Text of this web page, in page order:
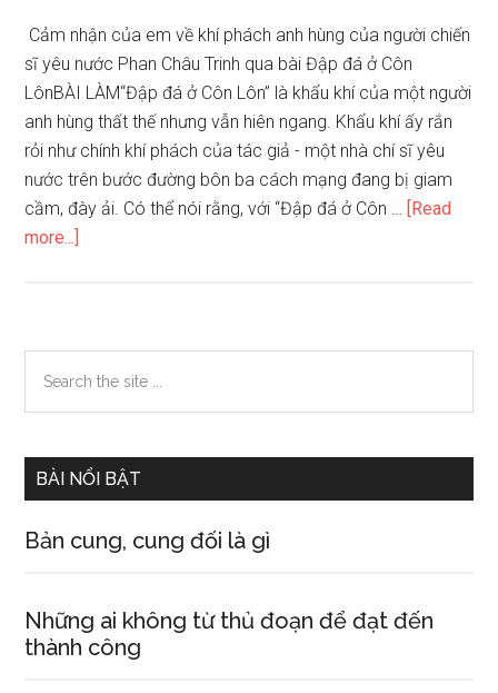
Cảm nhận của em về khí phách anh hùng của người chiến
sĩ yêu nước Phan Châu Trinh qua bài Đập đá ở Côn
LônBÀI LÀM“Đập đá ở Côn Lôn” là khẩu khí của một người
anh hùng thất thế nhưng vẫn hiên ngang. Khẩu khí ấy rắn
rỏi như chính khí phách của tác giả - một nhà chí sĩ yêu
nước trên bước đường bôn ba cách mạng đang bị giam
cầm, đày ải. Có thể nói rằng, với “Đập đá ở Côn … [Read
more...]
thơ
Đập
đá
Côn
Lôn
Phan
Trinh.
Primary
Sidebar
the
BÀI NỔI BẬT
Bản cung, cung đối là gì
Những ai không từ thủ đoạn để đạt đến
thành công